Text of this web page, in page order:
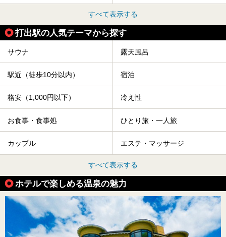
すべて表示する
打出駅の人気テーマから探す
サウナ 露天風呂
駅近（徒歩10分以内） 宿泊
格安（1,000円以下） 冷え性
お食事・食事処 ひとり旅・一人旅
カップル エステ・マッサージ
すべて表示する
ホテルで楽しめる温泉の魅力